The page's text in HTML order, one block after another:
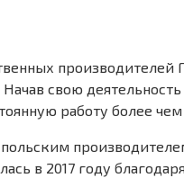
свою
работу более
в 2017 году